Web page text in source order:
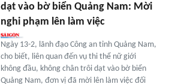
dạt vào bờ biển Quảng Nam: Mời
nghi phạm lên làm việc
Ngày 13-2, lãnh đạo Công an tỉnh Quảng Nam,
cho biết, liên quan đến vụ thi thể nữ giới
không đầu, không chân trôi dạt vào bờ biển
Quảng Nam, đơn vị đã mời lên làm việc đối